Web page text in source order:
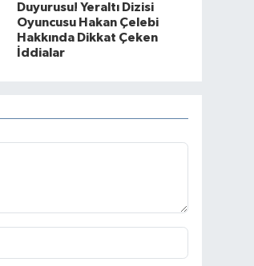
Duyurusu! Yeraltı Dizisi
Oyuncusu Hakan Çelebi
Hakkında Dikkat Çeken
İddialar